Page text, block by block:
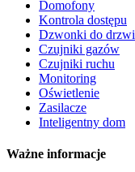
Domofony
Kontrola dostępu
Dzwonki do drzwi
Czujniki gazów
Czujniki ruchu
Monitoring
Oświetlenie
Zasilacze
Inteligentny dom
Ważne informacje